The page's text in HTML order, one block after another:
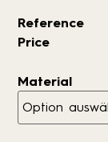
Reference
Price
Material